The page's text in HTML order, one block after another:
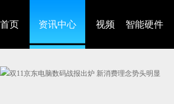
首页 资讯中心 视频 智能硬件